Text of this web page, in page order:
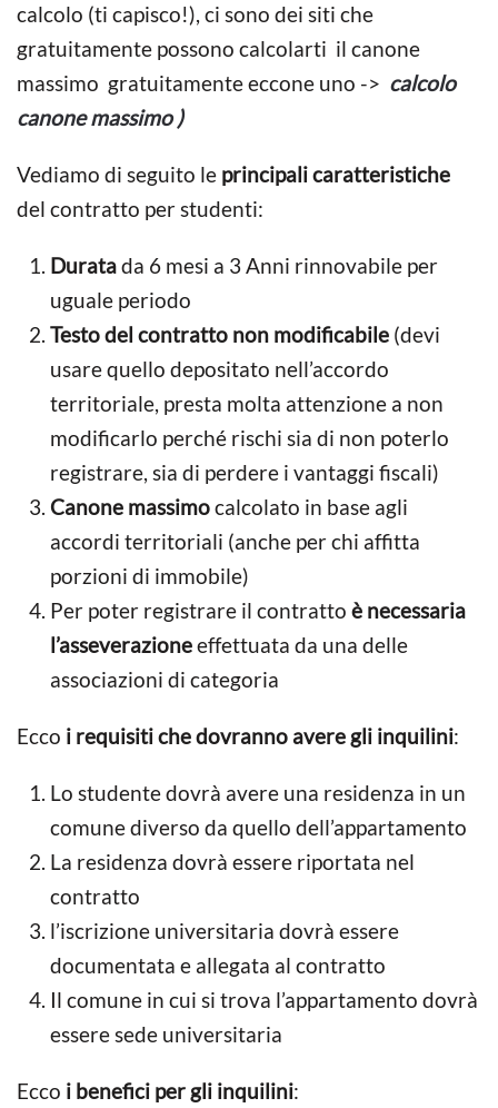
calcolo (ti capisco!), ci sono dei siti che
gratuitamente possono calcolarti il canone
massimo gratuitamente eccone uno -> calcolo
canone massimo)
Vediamo di seguito le principali caratteristiche
del contratto per studenti:
Duratada 6 mesi a 3 Anni rinnovabile per
uguale periodo
Testo del contratto non modificabile (devi
usare quello depositato nell’accordo
territoriale, presta molta attenzione a non
modificarlo perché rischi sia di non poterlo
registrare, sia di perdere i vantaggi fiscali)
Canone massimocalcolato in base agli
accordi territoriali (anche per chi affitta
porzioni di immobile)
Per poter registrare il contratto è necessaria
l’asseverazioneeffettuata da una delle
associazioni di categoria
Ecco i requisiti che dovranno avere gli inquilini:
Lo studente dovrà avere una residenza in un
comune diverso da quello dell’appartamento
La residenza dovrà essere riportata nel
contratto
l’iscrizione universitaria dovrà essere
documentata e allegata al contratto
Il comune in cui si trova l’appartamento dovrà
essere sede universitaria
Ecco i benefici per gli inquilini: